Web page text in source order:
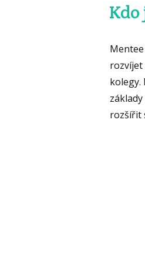
rozvíjet
kolegy.
rozšířit